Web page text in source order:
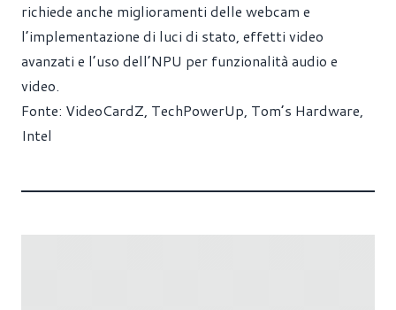
richiede anche miglioramenti delle webcam e
l’implementazione di luci di stato, effetti video
avanzati e l’uso dell’NPU per funzionalità audio e
video.
Fonte: VideoCardZ, TechPowerUp, Tom’s Hardware,
Intel